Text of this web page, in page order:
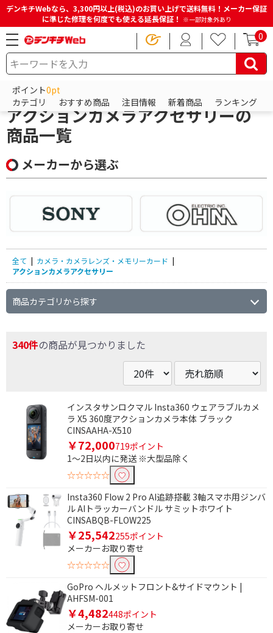
デンキチWebなら、3,300円以上(税込)のお買い上げで送料無料！メーカー保証
に準じた修理を何度でも使える延長保証！ ※一部対象外あり
0
ポイント0pt
カテゴリ
おすすめ商品 注目情報 新着商品 ランキング
HOME 商品一覧ページ
アクションカメラアクセサリー
アクションカメラアクセサリーの
商品一覧
メーカーから選ぶ
全て | カメラ・カメラレンズ・メモリーカード |
アクションカメラアクセサリー
商品カテゴリから探す
340件の商品が見つかりました
インスタサンロクマル Insta360 ウェアラブルカメ
ラ X5 360度アクションカメラ本体 ブラック
CINSAAHA-X510
￥72,000719ポイント
1～2日以内に発送 ※大型品除く
☆☆☆☆☆
Insta360 Flow 2 Pro AI追跡搭載 3軸スマホ用ジンバ
ル AIトラッカーバンドル サミットホワイト
CINSABQB-FLOW225
￥25,542255ポイント
メーカーお取り寄せ
☆☆☆☆☆
GoPro ヘルメットフロント&サイドマウント |
AHFSM-001
￥4,482448ポイント
メーカーお取り寄せ